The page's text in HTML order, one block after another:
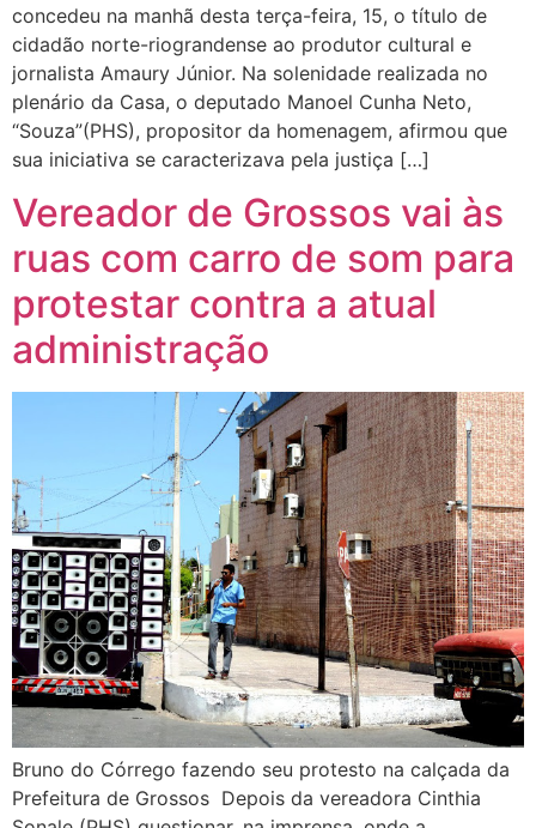
concedeu na manhã desta terça-feira, 15, o título de
cidadão norte-riograndense ao produtor cultural e
jornalista Amaury Júnior. Na solenidade realizada no
plenário da Casa, o deputado Manoel Cunha Neto,
“Souza”(PHS), propositor da homenagem, afirmou que
sua iniciativa se caracterizava pela justiça […]
Vereador de Grossos vai às
ruas com carro de som para
protestar contra a atual
administração
Bruno do Córrego fazendo seu protesto na calçada da
Prefeitura de Grossos Depois da vereadora Cinthia